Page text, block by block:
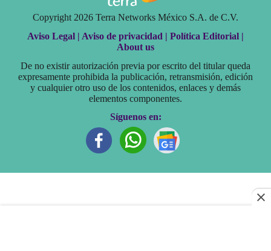
Copyright 2026 Terra Networks México S.A. de C.V.
Aviso Legal | Aviso de privacidad | Política Editorial |
About us
De no existir autorización previa por escrito del titular queda
expresamente prohibida la publicación, retransmisión, edición
y cualquier otro uso de los contenidos, enlaces y demás
elementos componentes.
Síguenos en: